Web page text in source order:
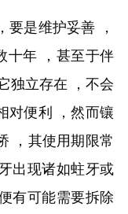
要是维护妥善 ，
十年 ，甚至于伴
独立存在 ，不会
对便利 ，然而镶
，其使用期限常
出现诸如蛀牙或
有可能需要拆除